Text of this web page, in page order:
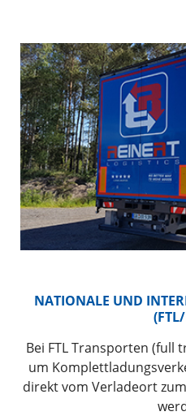
NATIONALE UND
Bei FTL Transporten (full
um
direkt vom Verladeort